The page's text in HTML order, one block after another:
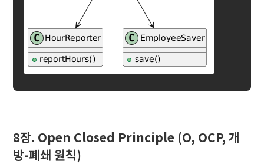
8장. Open Closed Principle (O, OCP, 개
방-폐쇄 원칙)